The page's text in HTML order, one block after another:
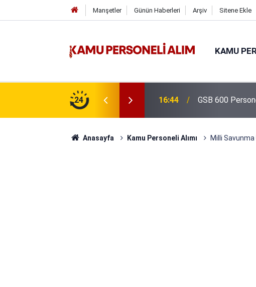
Manşetler Günün Haberleri Arşiv Sitene Ekle
KAMU
24
Gündemde! Bakan Çiftçi Süreci
16:44 GSB 600
Anasayfa Kamu Personeli Alımı Milli Savunma